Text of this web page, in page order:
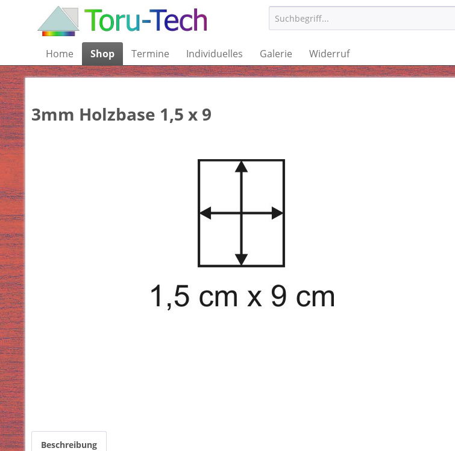
Home Shop Termine Individuelles Galerie Widerruf
3mm Holzbase 1,5 x 9
Beschreibung